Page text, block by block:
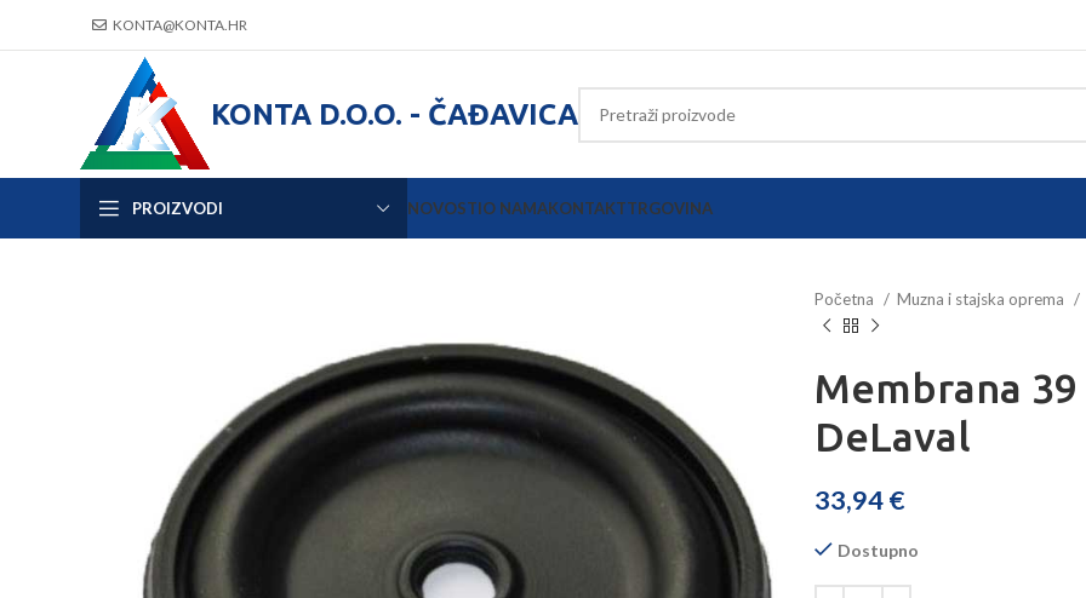
KONTA@KONTA.HR
KONTA D.O.O. - ČAĐAVICA
PROIZVODI NOVOSTIO NAMAKONTAKTTRGOVINA
Početna Muzna i stajska oprema
Membrana
DeLaval
33,94€
Dostupno